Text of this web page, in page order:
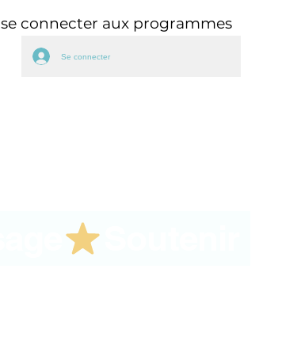
se connecter aux programmes
Se connecter